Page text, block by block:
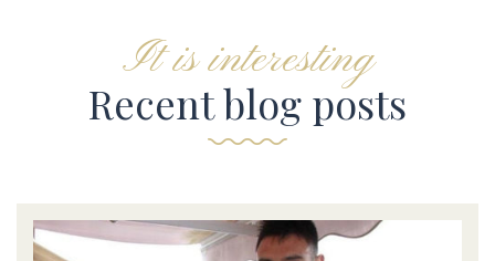
It is interesting
Recent blog posts